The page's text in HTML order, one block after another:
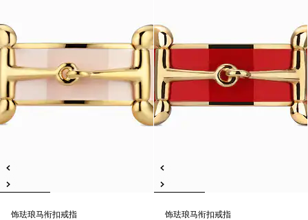
饰珐琅马衔扣戒指
饰珐琅马衔扣戒指